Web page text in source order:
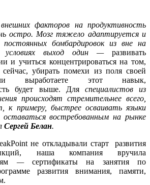
факторов на продуктивность
остро. Мозгтяжело адаптируется и
бомбардировок из вне на
выход один —развивать
и учиться концентрироваться на том,
сейчас, убирать помехи из поля своей
выработаете этот навык,
будет выше. Для специалистов из
происходят стремительнее всего,
к примеру, быстрее осваивать языки
оставаться востребованным на рынке
Сергей Белан.
не откладывали старт развития
наша компания вручила
—сертификаты на занятия по
развития внимания, памяти,